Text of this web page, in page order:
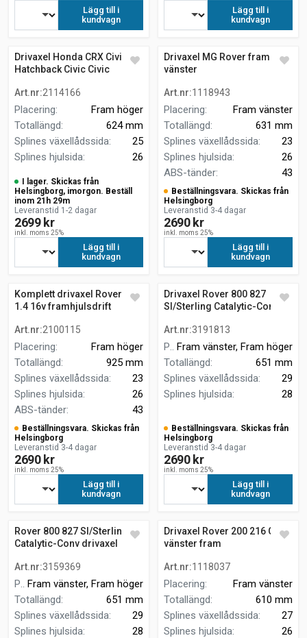
Lägg till i
kundvagn
Lägg till i
kundvagn
Drivaxel Honda CRX Civic
Hatchback Civic Civic
Art.nr:2114166
Placering:
Fram höger
Totallängd:
624 mm
Splines växellådssida:
25
Splines hjulsida: 26
I lager. Skickas från
Helsingborg, imorgon. Beställ
inom 21h 29m
Leveranstid 1-2 dagar
2699 kr
inkl. moms 25%
Lägg till i
kundvagn
Drivaxel MG Rover fram
vänster
Art.nr:1118943
Placering:
Fram vänster
Totallängd:
631 mm
Splines växellådssida:
23
Splines hjulsida:
26
ABS-tänder: 43
Beställningsvara. Skickas från
Helsingborg
Leveranstid 3-4 dagar
2690 kr
inkl. moms 25%
Lägg till i
kundvagn
Komplett drivaxel Rover 25
1.4 16v framhjulsdrift
Art.nr:2100115
Placering:
Fram höger
Totallängd:
925 mm
Splines växellådssida:
23
Splines hjulsida:
26
ABS-tänder: 43
Beställningsvara. Skickas från
Helsingborg
Leveranstid 3-4 dagar
2690 kr
inkl. moms 25%
Lägg till i
kundvagn
Drivaxel Rover 800 827
SI/Sterling Catalytic-Conv
Art.nr:3191813
Placering :
Fram vänster, Fram höger
Totallängd:
651 mm
Splines växellådssida:
29
Splines hjulsida: 28
Beställningsvara. Skickas från
Helsingborg
Leveranstid 3-4 dagar
2690 kr
inkl. moms 25%
Lägg till i
kundvagn
Rover 800 827 SI/Sterling
Catalytic-Conv drivaxel
Art.nr:3159369
Placering :
Fram vänster, Fram höger
Totallängd:
651 mm
Splines växellådssida:
29
Splines hjulsida:
28
Drivaxel Rover 200 216 GSi
vänster fram
Art.nr:1118037
Placering:
Fram vänster
Totallängd:
610 mm
Splines växellådssida:
27
Splines hjulsida: 26